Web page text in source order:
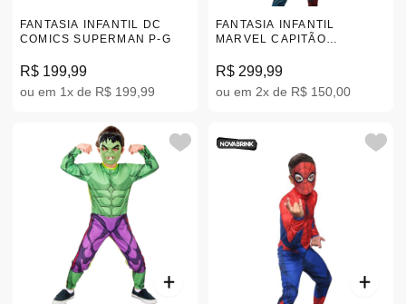
FANTASIA INFANTIL DC
COMICS SUPERMAN P-G
R$ 199,99
ou em 1x de R$ 199,99
FANTASIA INFANTIL
MARVEL CAPITÃO
R$ 299,99
ou em 2x de R$ 150,00